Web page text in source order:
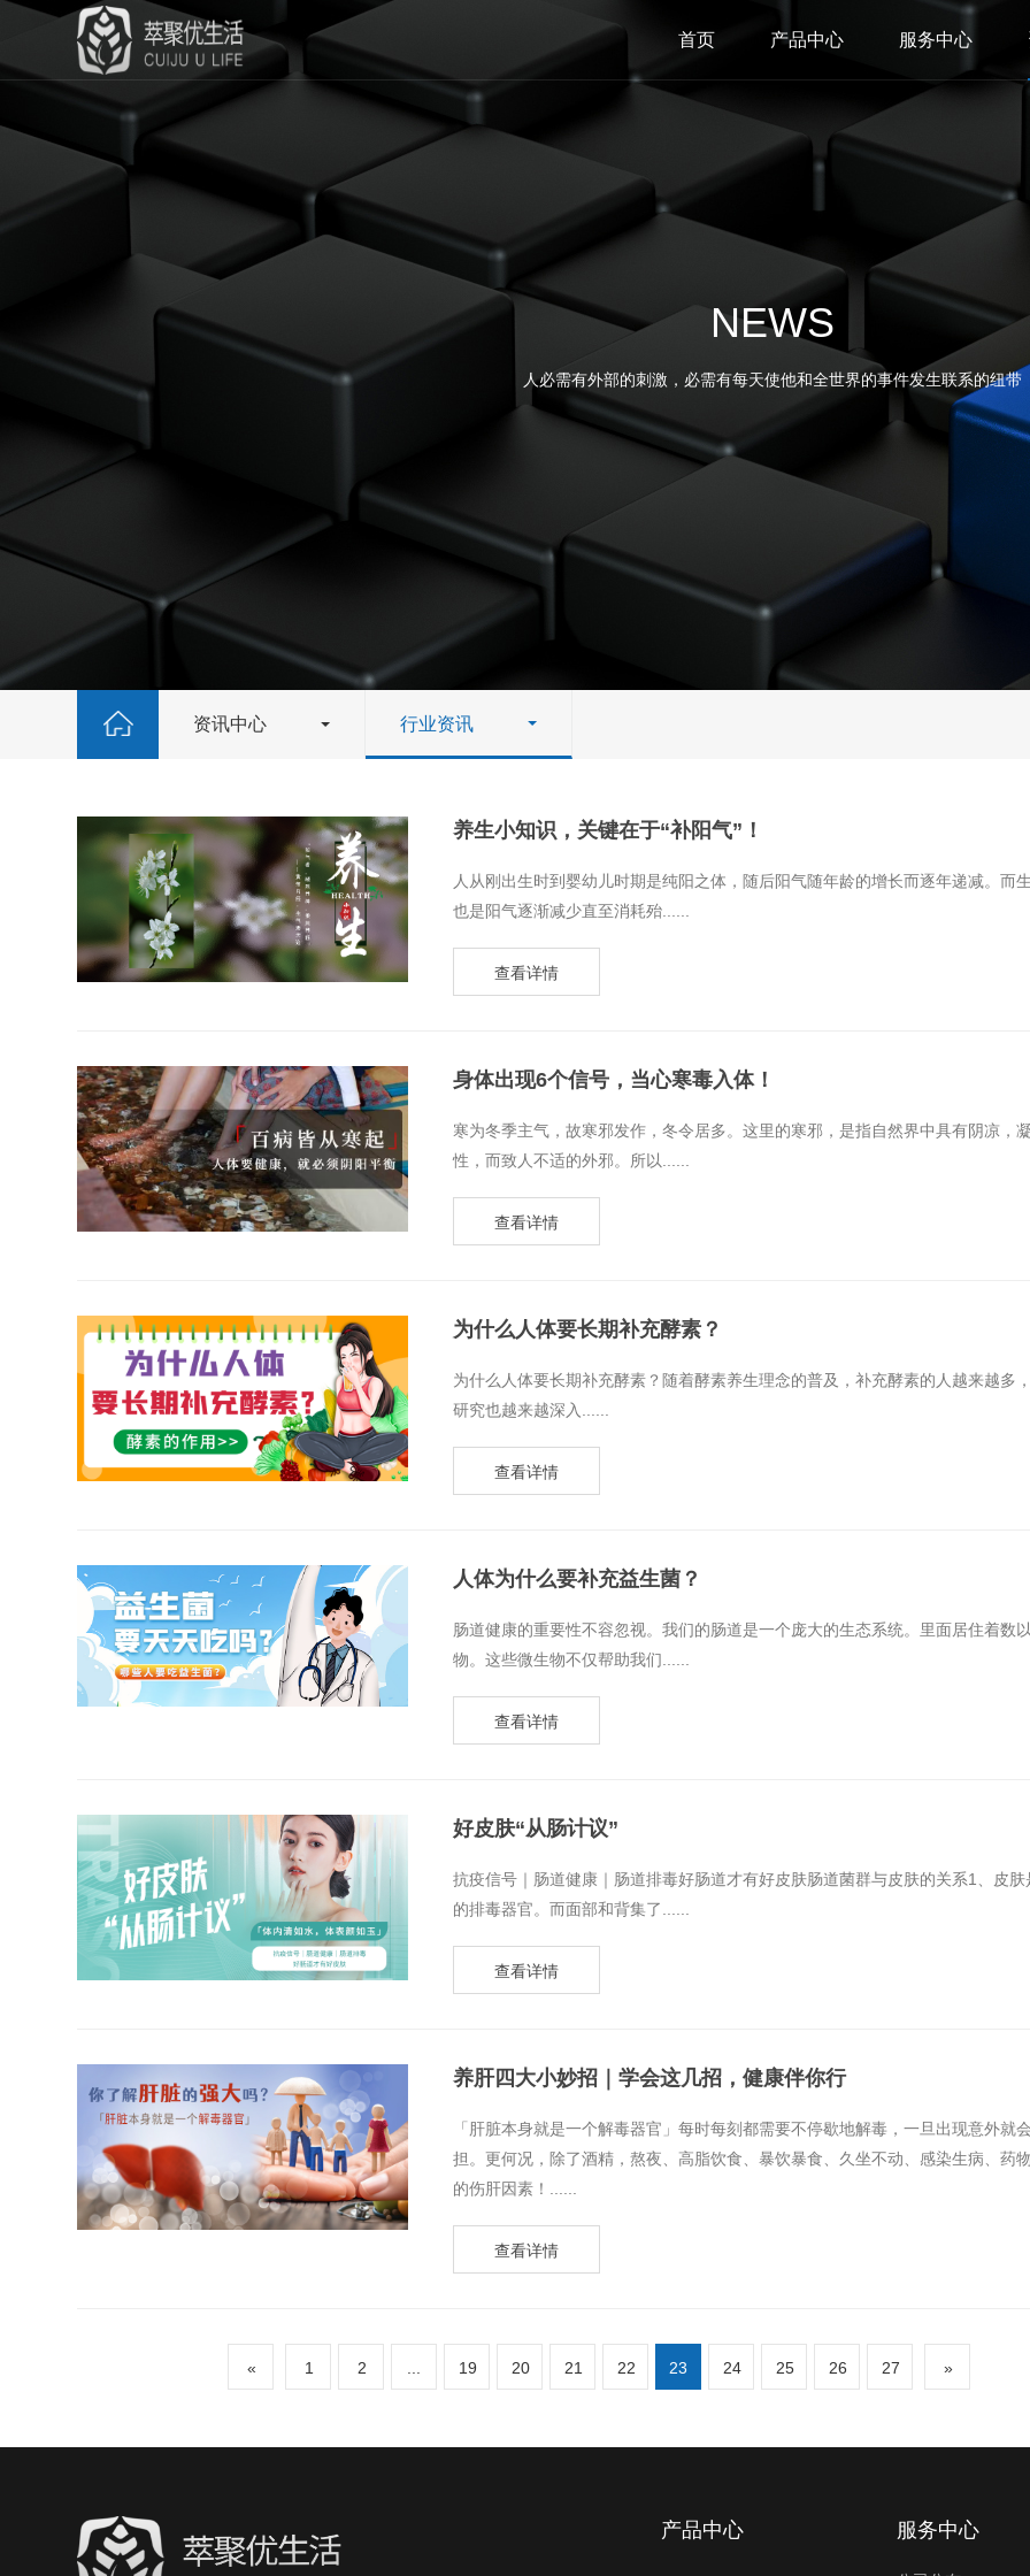
首页 产品中心 服务中心
NEWS
人必需有外部的刺激，必需有每天使他和全世界的事件发生联系的纽带
资讯中心 行业资讯
养生小知识，关键在于“补阳气”！
人从刚出生时到婴幼儿时期是纯阳之体，随后阳气随年龄的增长而逐年递减。而
也是阳气逐渐减少直至消耗殆......
查看详情
身体出现6个信号，当心寒毒入体！
寒为冬季主气，故寒邪发作，冬令居多。这里的寒邪，是指自然界中具有阴凉，
性，而致人不适的外邪。所以......
查看详情
为什么人体要长期补充酵素？
为什么人体要长期补充酵素？随着酵素养生理念的普及，补充酵素的人越来越多
研究也越来越深入......
查看详情
人体为什么要补充益生菌？
肠道健康的重要性不容忽视。我们的肠道是一个庞大的生态系统。里面居住着数
物。这些微生物不仅帮助我们......
查看详情
好皮肤“从肠计议”
抗疫信号｜肠道健康｜肠道排毒好肠道才有好皮肤肠道菌群与皮肤的关系1、皮肤
的排毒器官。而面部和背集了......
查看详情
养肝四大小妙招｜学会这几招，健康伴你行
「肝脏本身就是一个解毒器官」每时每刻都需要不停歇地解毒，一旦出现意外就
担。更何况，除了酒精，熬夜、高脂饮食、暴饮暴食、久坐不动、感染生病、药
的伤肝因素！......
查看详情
« 1 2 19 20 21 22 23 24 25 26 27 »
产品中心 服务中心